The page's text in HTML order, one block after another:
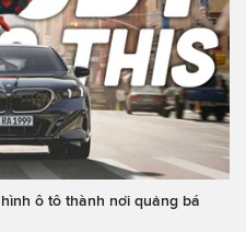
ô tô thành nơi quảng bá